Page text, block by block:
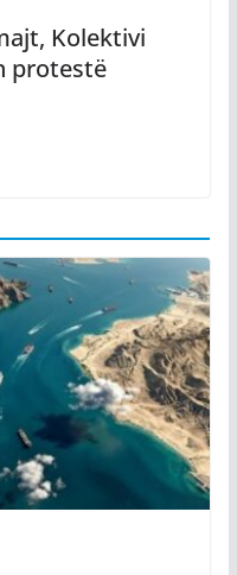
Kolektivi
protestë